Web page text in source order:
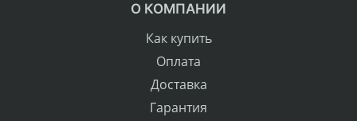
О КОМПАНИИ
Как купить
Оплата
Доставка
Гарантия